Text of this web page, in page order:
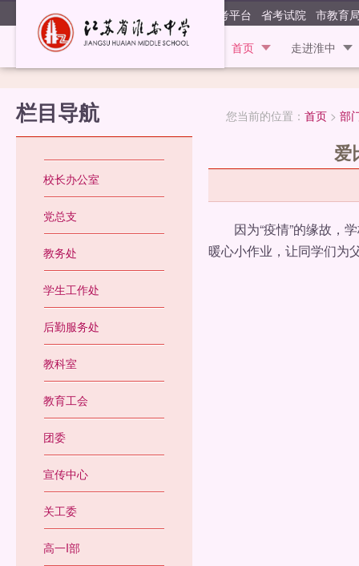
江苏省淮
首页 走进淮中
阳光高考平台 省考试院 市教育
栏目导航 您当前的位置： 首页> 部
校长办公室
党总支
教务处
学生工作处
后勤服务处
教科室
教育工会
团委
宣传中心
关工委
高一I部
爱
因为“疫情”的缘故，学
暖心小作业，让同学们为